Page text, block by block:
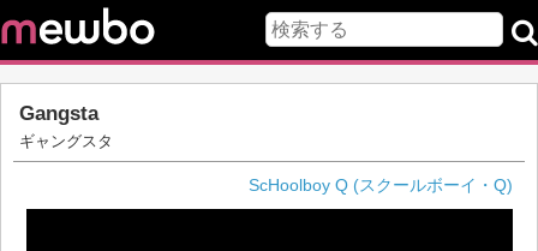
Gangsta
ギャングスタ
ScHoolboy Q (スクールボーイ・Q)